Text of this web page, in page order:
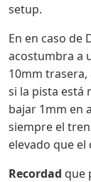
setup.
En en caso de
acostumbra a
10mm
si la pista está
bajar 1mm en
siempre el
elevado que el
Recordad que